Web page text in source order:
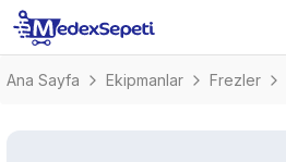
Ana Sayfa Ekipmanlar Frezler